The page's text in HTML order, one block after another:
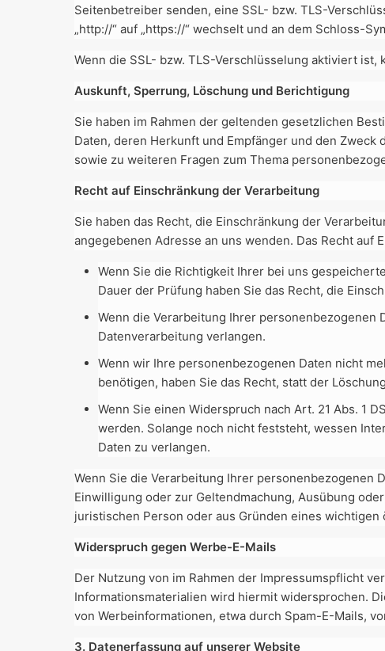
Seitenbetreiber senden, eine SSL- bzw. TLS-
„http://“ auf „https://“ wechselt und an dem Schloss-
Wenn die SSL- bzw. TLS-Verschlüsselung aktiviert
Auskunft, Sperrung, Löschung und Berichtigung
Sie haben im Rahmen der geltenden gesetzlichen
Daten, deren Herkunft und Empfänger und den
sowie zu weiteren Fragen zum Thema
Recht auf Einschränkung der Verarbeitung
Sie haben das Recht, die Einschränkung der
angegebenen Adresse an uns wenden. Das Recht
Wenn Sie die Richtigkeit Ihrer bei uns
Dauer der Prüfung haben Sie das Recht, die
Wenn die Verarbeitung Ihrer personenbezogenen
Datenverarbeitung verlangen.
Wenn wir Ihre personenbezogenen Daten nicht
benötigen, haben Sie das Recht, statt der
Wenn Sie einen Widerspruch nach Art. 21 Abs. 1
werden. Solange noch nicht feststeht, wessen
Daten zu verlangen.
Wenn Sie die Verarbeitung Ihrer personenbezogenen
Einwilligung oder zur Geltendmachung, Ausübung
juristischen Person oder aus Gründen eines
Widerspruch gegen Werbe-E-Mails
Der Nutzung von im Rahmen der Impressumspflicht
Informationsmaterialien wird hiermit widersprochen.
von Werbeinformationen, etwa durch Spam-E-Mails,
3. Datenerfassung auf unserer Website